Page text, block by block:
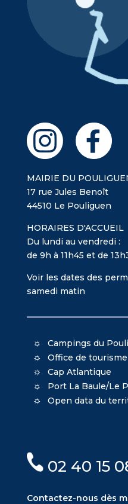
MAIRIE DU
17 rue Jules Benoît
44510 Le Pouliguen
HORAIRES D'ACCUEIL
Du lundi au vendredi :
de 9h à 11h45 et de
Voir les dates des
samedi matin
Campings du
Office de
Cap Atlantique
Port La Baule/Le
Open data du
02 40 15
Contactez-nous dès